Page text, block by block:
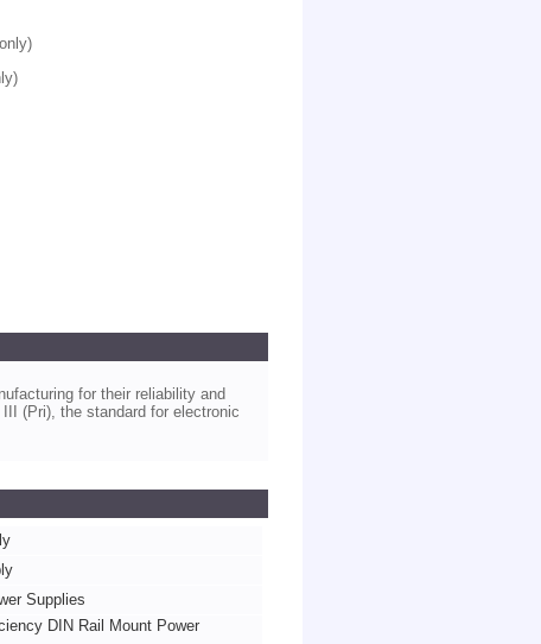
for their reliability and
(Pri), the standard for electronic
Supplies
DIN Rail Mount Power